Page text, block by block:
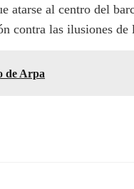
atarse al centro del
contra las ilusiones de
de Arpa